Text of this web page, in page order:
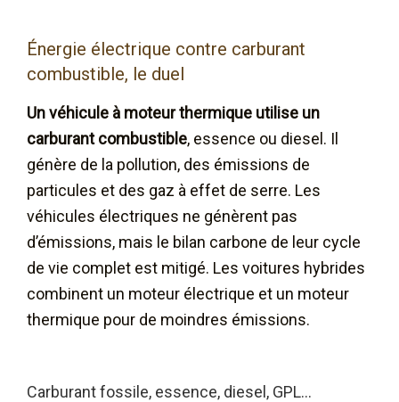
Énergie électrique contre carburant
combustible, le duel
Un véhicule à moteur thermique utilise un
carburant combustible, essence ou diesel. Il
génère de la pollution, des émissions de
particules et des gaz à effet de serre. Les
véhicules électriques ne génèrent pas
d’émissions, mais le bilan carbone de leur cycle
de vie complet est mitigé. Les voitures hybrides
combinent un moteur électrique et un moteur
thermique pour de moindres émissions.
Carburant fossile, essence, diesel, GPL…